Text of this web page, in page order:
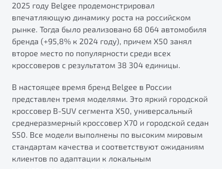
2025 году Belgee продемонстрировал
впечатляющую динамику роста на российском
рынке. Тогда было реализовано 68 064 автомобиля
бренда (+95,8% к 2024 году), причем X50 занял
второе место по популярности среди всех
кроссоверов с результатом 38 304 единицы.
В настоящее время бренд Belgee в России
представлен тремя моделями. Это яркий городской
кроссовер B-SUV сегмента X50, универсальный
среднеразмерный кроссовер X70 и городской седан
S50. Все модели выполнены по высоким мировым
стандартам качества и соответствуют ожиданиям
клиентов по адаптации к локальным